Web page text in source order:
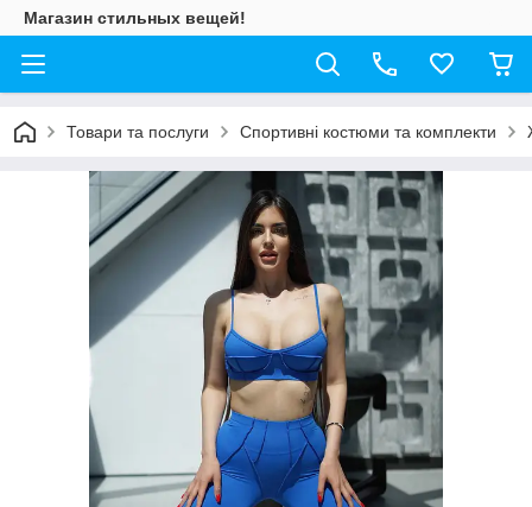
Магазин стильных вещей!
Товари та послуги Спортивні костюми та комплекти